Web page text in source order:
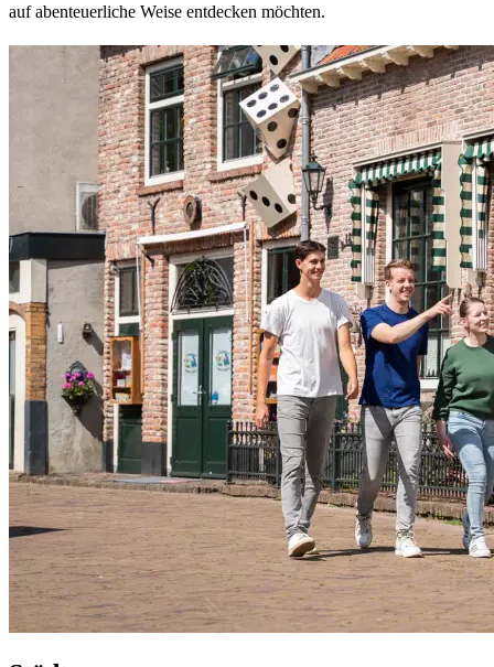
auf abenteuerliche Weise entdecken möchten.